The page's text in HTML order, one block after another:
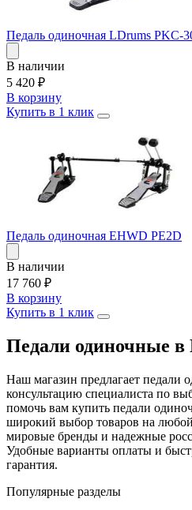
Педаль одиночная LDrums PKC-
В наличии
5 420 ₽
В корзину
Купить в 1 клик
Педаль одиночная EHWD PE2D
В наличии
17 760 ₽
В корзину
Купить в 1 клик
Педали одиночные в
Наш магазин предлагает педали
консультацию специалиста по
помочь вам купить педали
широкий выбор товаров на
мировые бренды и надежные
Удобные варианты оплаты и
гарантия.
Популярные разделы